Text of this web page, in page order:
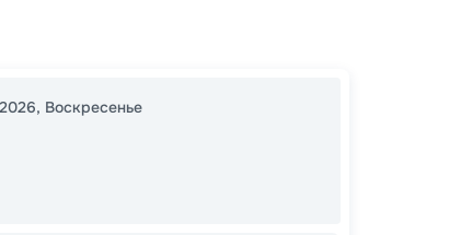
, Воскресенье